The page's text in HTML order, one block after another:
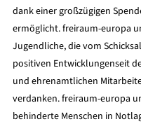
dank einer großzügigen
ermöglicht. freiraum-europa
Jugendliche, die vom
positiven Entwicklungenseit
und ehrenamtlichen
verdanken. freiraum-europa
behinderte Menschen in